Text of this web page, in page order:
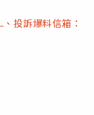
、投訴爆料信箱：